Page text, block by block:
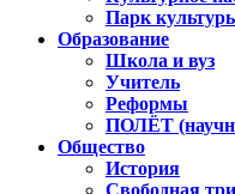
Парк
Образование
Школа и вуз
Учитель
Реформы
ПОЛЁТ
Общество
История